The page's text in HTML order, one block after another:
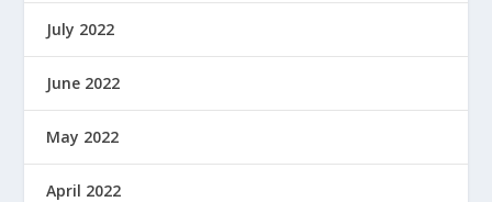
July 2022
June 2022
May 2022
April 2022